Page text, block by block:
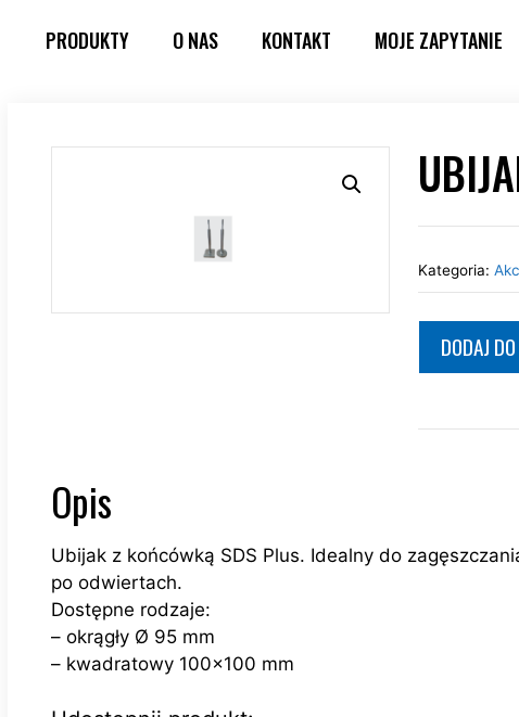
PRODUKTY O NAS KONTAKT MOJE ZAPYTANIE
DODAJ
Kategoria:
Opis
Ubijak z końcówką SDS Plus. Idealny do
po odwiertach.
Dostępne rodzaje:
– okrągły Ø 95 mm
– kwadratowy 100×100 mm